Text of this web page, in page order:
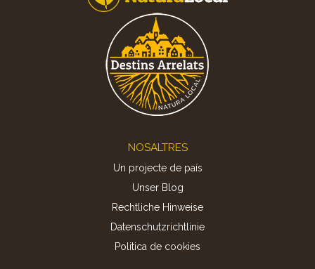
NOSALTRES
Un projecte de país
Unser Blog
Rechtliche Hinweise
Datenschutzrichtlinie
Politica de cookies